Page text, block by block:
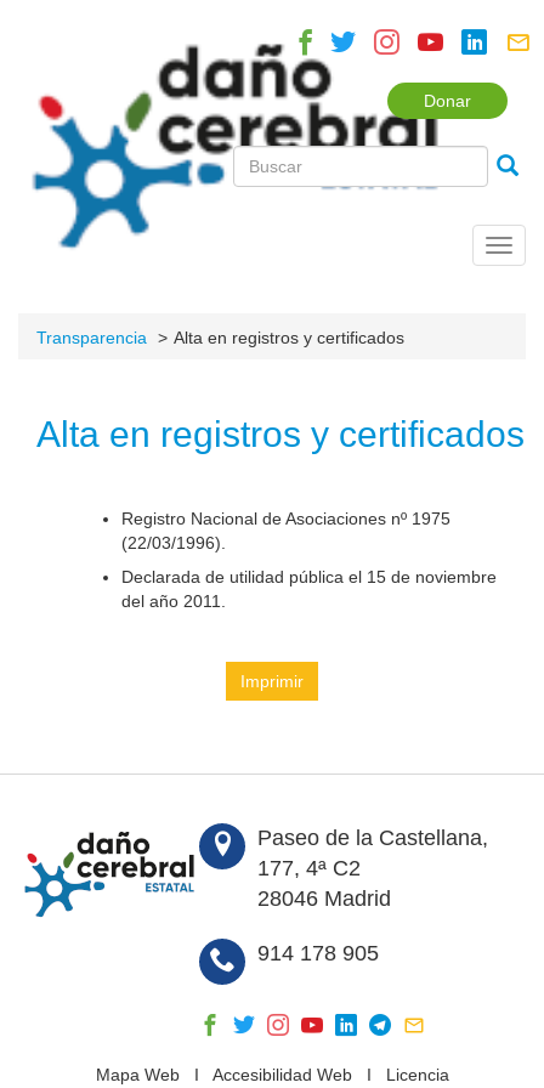
Donar
Transparencia Alta en registros y certificados
Alta en registros y certificados
Registro Nacional de Asociaciones nº 1975
(22/03/1996).
Declarada de utilidad pública el 15 de noviembre
del año 2011.
Imprimir
Paseo de la Castellana,
177, 4ª C2
28046 Madrid
914 178 905
Mapa WebI Accesibilidad WebI Licencia